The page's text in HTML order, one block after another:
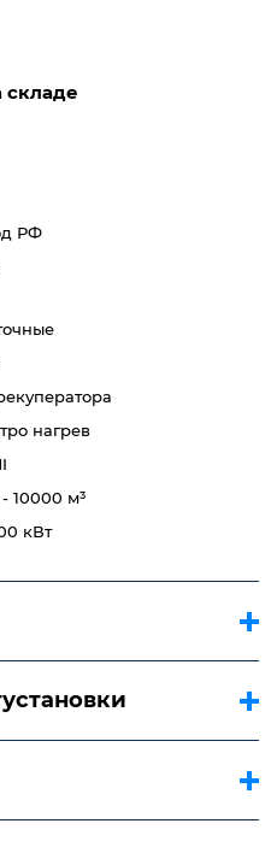
складе
РФ
нагрев
10000 м³
кВт